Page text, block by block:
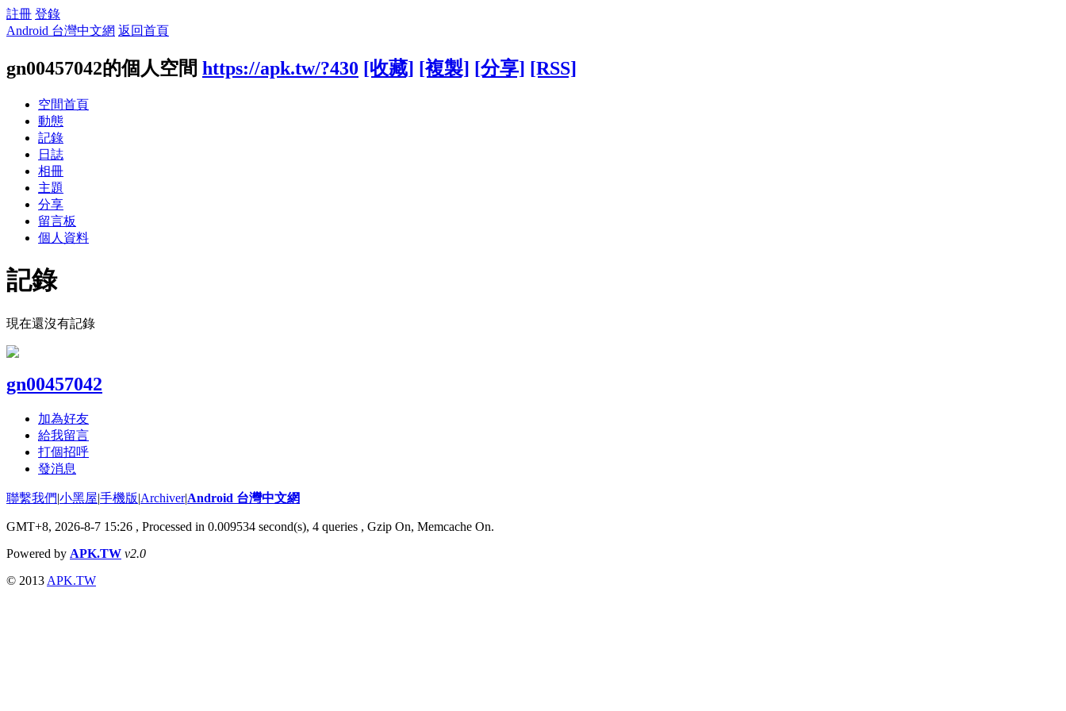
註冊 登錄
Android 台灣中文網 返回首頁
gn00457042的個人空間 https://apk.tw/?430 [收藏] [複製] [分享] [RSS]
空間首頁
動態
記錄
日誌
相冊
主題
分享
留言板
個人資料
記錄
現在還沒有記錄
gn00457042
加為好友
給我留言
打個招呼
發消息
聯繫我們|小黑屋|手機版|Archiver|Android 台灣中文網
GMT+8, 2026-8-7 15:26 , Processed in 0.009534 second(s), 4 queries , Gzip On, Memcache On.
Powered by APK.TW v2.0
© 2013 APK.TW